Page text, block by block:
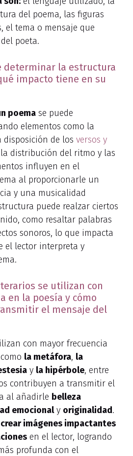
del poema, las figuras
el tema o mensaje que
poeta.
determinar la estructura
impacto tiene en su
poema se puede
elementos como la
de los versos y
distribución del ritmo y las
influyen en el
al proporcionarle un
y una musicalidad
puede realzar ciertos
como resaltar palabras
sonoros, lo que impacta
el lector interpreta y
se utilizan con
en la poesía y cómo
el mensaje del
con mayor frecuencia
la metáfora, la
y la hipérbole, entre
contribuyen a transmitir el
al añadirle belleza
emocionaly originalidad.
crear imágenes impactantes
en el lector, logrando
profunda con el